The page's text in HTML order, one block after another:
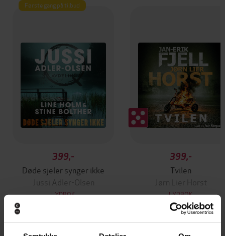
Første gang på tilbud
399,-
Døde sjeler synger ikke
Jussi Adler-Olsen
LYDBOK
399,-
Tvilen
Jørn Lier Horst
LYDBOK